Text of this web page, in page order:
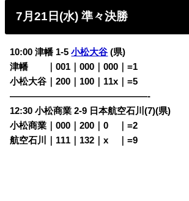
7月21日(水) 準々決勝
10:00 津幡 1-5小松大谷 (県)
津幡
｜001｜000｜000｜=1
小松大谷｜200｜100｜11x｜=5
———————————————-
12:30 小松商業 2-9 日本航空石川(7)(県)
小松商業｜000｜200｜0
｜=2
航空石川｜111｜132｜x
｜=9